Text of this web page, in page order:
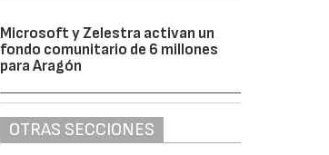
Microsoft y Zelestra activan un
fondo comunitario de 6 millones
para Aragón
OTRAS SECCIONES